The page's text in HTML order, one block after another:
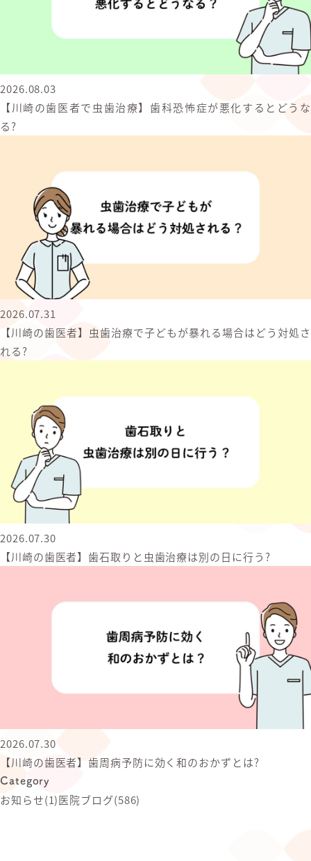
2026.08.03
【川崎の歯医者で虫歯治療】歯科恐怖症が悪化するとどうな
る?
2026.07.31
【川崎の歯医者】虫歯治療で子どもが暴れる場合はどう対処さ
れる?
2026.07.30
【川崎の歯医者】歯石取りと虫歯治療は別の日に行う?
2026.07.30
【川崎の歯医者】歯周病予防に効く和のおかずとは?
Category
お知らせ(1)医院ブログ(586)